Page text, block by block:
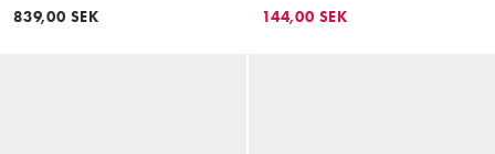
839,00 SEK
144,00 SEK